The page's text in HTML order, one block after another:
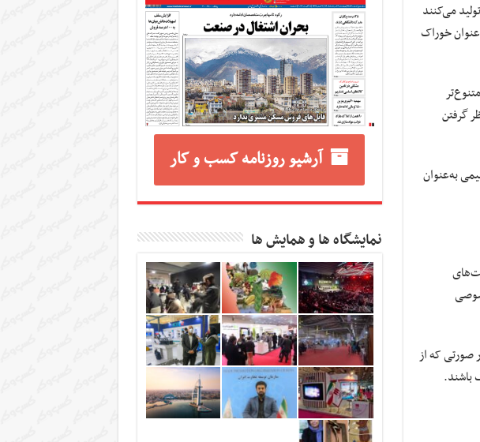
حدود ۴ هزار مگاوات برق تولید می‌کنند
از ۴ درصد گاز تولیدی به‌عنوان خوراک
گرفتن
به‌عنوان
صورتی که از
آرشیو روزنامه کسب و کار
نمایشگاه ها و همایش ها